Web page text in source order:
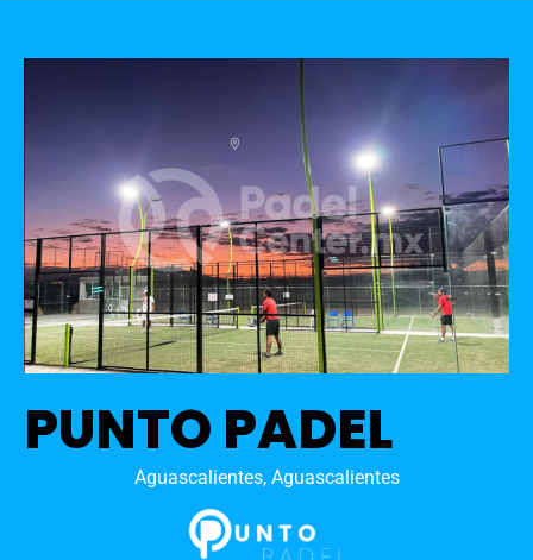
PUNTO PADEL
Aguascalientes, Aguascalientes